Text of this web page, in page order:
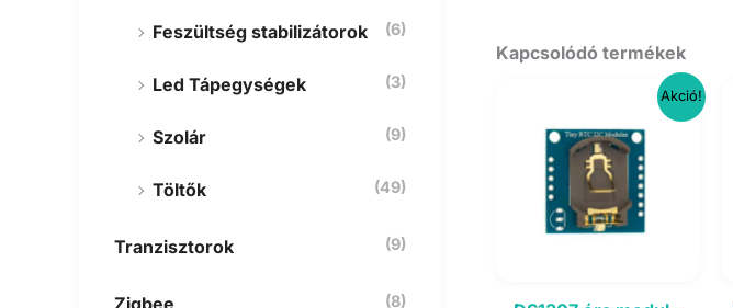
Feszültség stabilizátorok (6)
Led Tápegységek (3)
Szolár (9)
Töltők (49)
Tranzisztorok (9)
Zigbee (8)
Kapcsolódó termékek
Akció!